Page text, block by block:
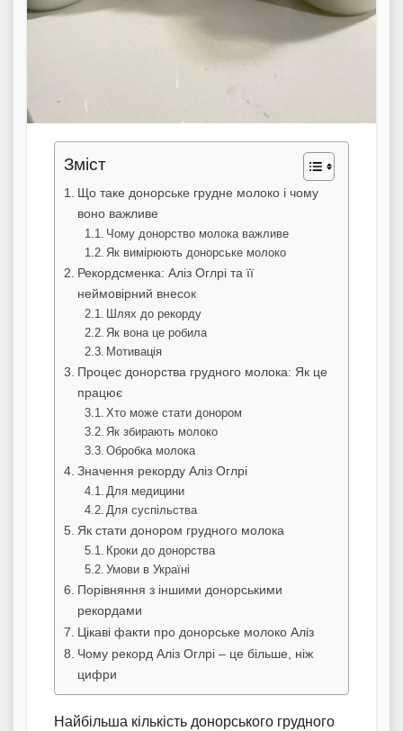
Зміст
Що таке донорське грудне молоко і чому
воно важливе
Чому донорство молока важливе
Як вимірюють донорське молоко
Рекордсменка: Аліз Оглрі та її
неймовірний внесок
Шлях до рекорду
Як вона це робила
Мотивація
Процес донорства грудного молока: Як це
працює
Хто може стати донором
Як збирають молоко
Обробка молока
Значення рекорду Аліз Оглрі
Для медицини
Для суспільства
Як стати донором грудного молока
Кроки до донорства
Умови в Україні
Порівняння з іншими донорськими
рекордами
Цікаві факти про донорське молоко Аліз
Чому рекорд Аліз Оглрі – це більше, ніж
цифри
Найбільша кількість донорського грудного